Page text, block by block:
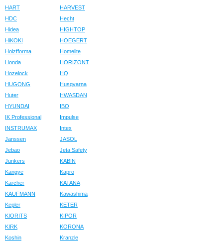
HART
HARVEST
HDC
Hecht
Hidea
HIGHTOP
HiKOKI
HOEGERT
Holzfforma
Homelite
Honda
HORIZONT
Hozelock
HQ
HUGONG
Husqvarna
Huter
HWASDAN
HYUNDAI
IBO
IK Professional
Impulse
INSTRUMAX
Intex
Janssen
JASOL
Jebao
Jeta Safety
Junkers
KABIN
Kangye
Kapro
Karcher
KATANA
KAUFMANN
Kawashima
Kepler
KETER
KIORITS
KIPOR
KIRK
KORONA
Koshin
Kranzle